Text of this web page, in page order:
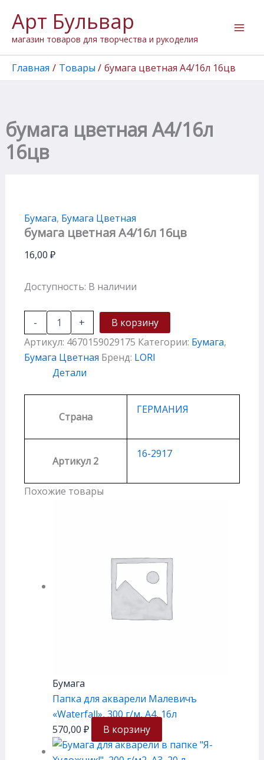
содержимому
Арт Бульвар
магазин товаров для творчества и рукоделия
Главная Товары бумага цветная А4/16л 16цв
бумага цветная А4/16л
16цв
Бумага, Бумага Цветная
бумага цветная А4/16л 16цв
16,00 ₽
Доступность: В наличии
-
товара
бумага
цветная
А4/16л
16цв
+
В корзину
Артикул: 4670159029175 Категории: Бумага,
Бумага Цветная Бренд: LORI
Детали
Страна
ГЕРМАНИЯ
Артикул 2
16-2917
Похожие товары
Бумага
Папка для акварели Малевичъ
«Waterfall», 300 г/м, А4, 16л
570,00 ₽ В корзину